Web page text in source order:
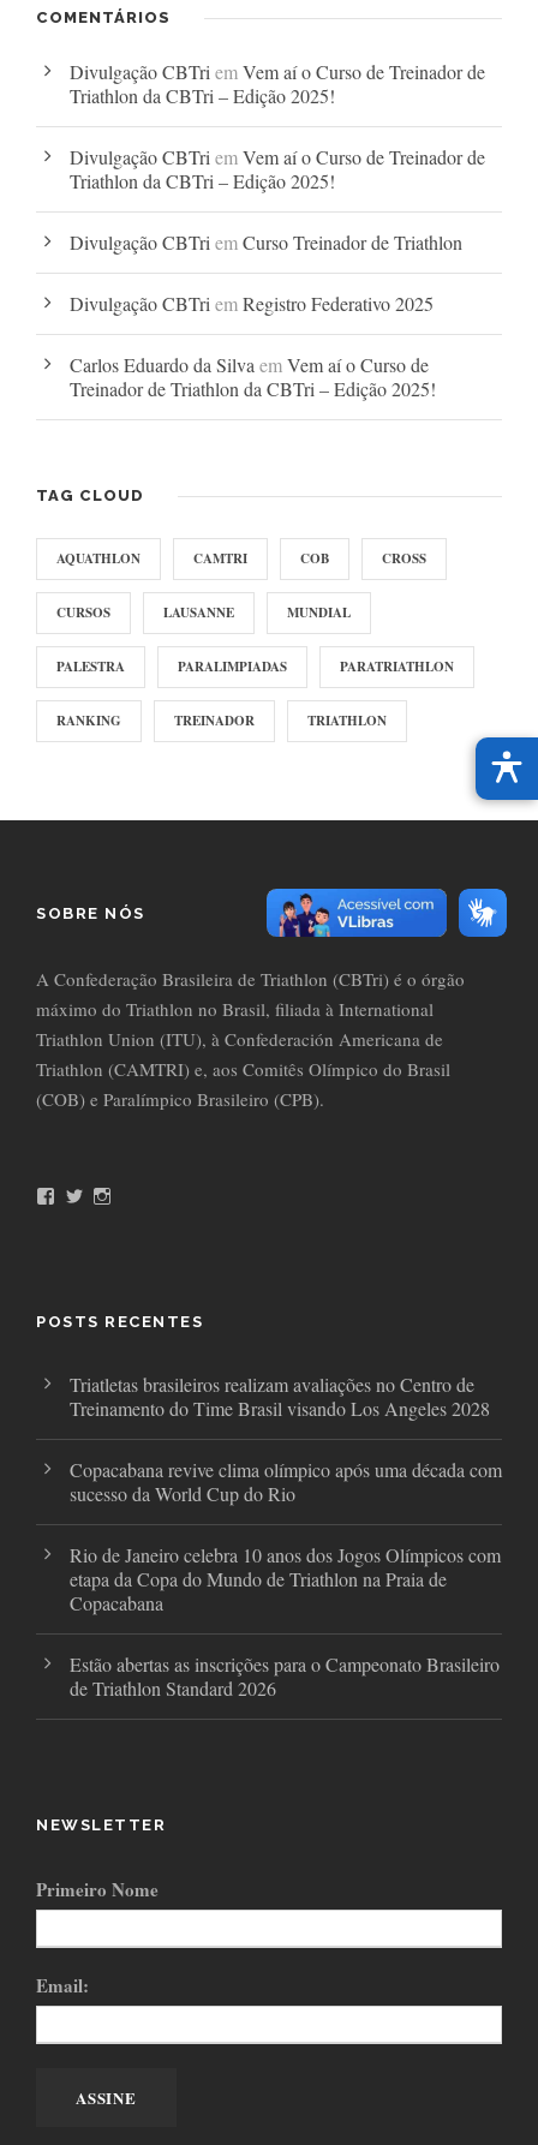
COMENTÁRIOS
Divulgação CBTriemVem aí o Curso de Treinador de
Triathlon da CBTri – Edição 2025!
Divulgação CBTriemVem aí o Curso de Treinador de
Triathlon da CBTri – Edição 2025!
Divulgação CBTriemCurso Treinador de Triathlon
Divulgação CBTriemRegistro Federativo 2025
Carlos Eduardo da SilvaemVem aí o Curso de
Treinador de Triathlon da CBTri – Edição 2025!
TAG CLOUD
AQUATHLON CAMTRI COB CROSS
CURSOS LAUSANNE MUNDIAL
PALESTRA PARALIMPIADAS PARATRIATHLON
RANKING TREINADOR TRIATHLON
SOBRE NÓS
A Confederação Brasileira de Triathlon (CBTri) é o órgão
máximo do Triathlon no Brasil, filiada à International
Triathlon Union (ITU), à Confederación Americana de
Triathlon (CAMTRI) e, aos Comitês Olímpico do Brasil
(COB) e Paralímpico Brasileiro (CPB).
k
T
a
POSTS RECENTES
Triatletas brasileiros realizam avaliações no Centro de
Treinamento do Time Brasil visando Los Angeles 2028
Copacabana revive clima olímpico após uma década com
sucesso da World Cup do Rio
Rio de Janeiro celebra 10 anos dos Jogos Olímpicos com
etapa da Copa do Mundo de Triathlon na Praia de
Copacabana
Estão abertas as inscrições para o Campeonato Brasileiro
de Triathlon Standard 2026
NEWSLETTER
Primeiro Nome
Email: